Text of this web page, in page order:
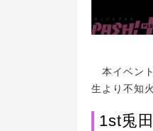
本イベン
生より不知
1st兎